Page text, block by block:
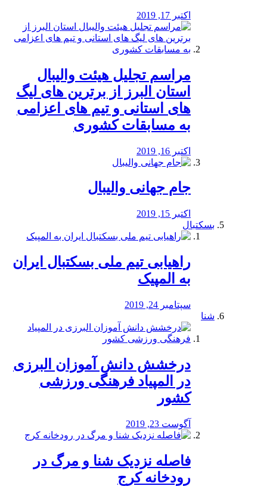
اکتبر 17, 2019
مراسم تجلیل هیئت والیبال
استان البرز از برترین های لیگ
های استانی و تیم های اعزامی
به مسابقات کشوری
اکتبر 16, 2019
جام جهانی والیبال
اکتبر 15, 2019
بسکتبال
راهیابی تیم ملی بسکتبال ایران
به المپیک
سپتامبر 24, 2019
شنا
درخشش دانش آموزان البرزی
در المپیاد فرهنگی ورزشی
کشور
آگوست 23, 2019
️فاصله نزدیک شنا و مرگ در
رودخانه کرج